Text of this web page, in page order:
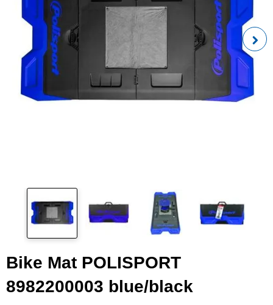
Bike Mat POLISPORT
8982200003 blue/black